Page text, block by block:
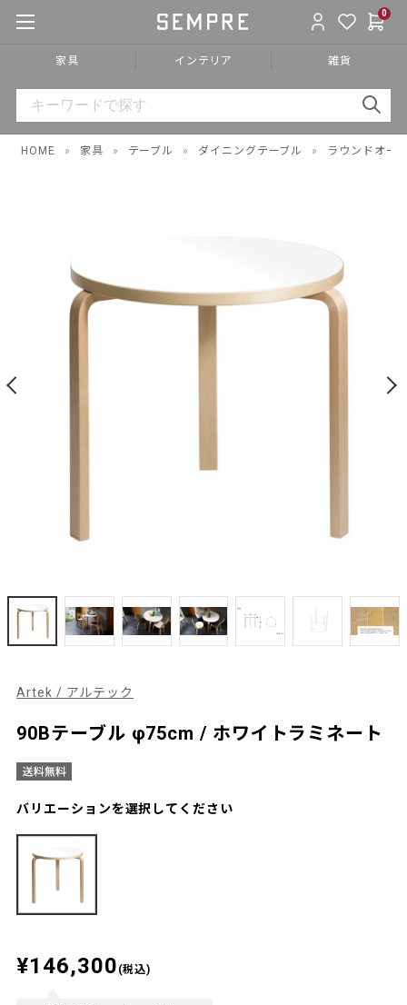
0
家具 インテリア 雑貨
HOME » 家具 » テーブル » ダイニングテーブル » ラウンドオー
Artek / アルテック
90Bテーブル φ75cm / ホワイトラミネート
バリエーションを選択してください
¥146,300 (税込)